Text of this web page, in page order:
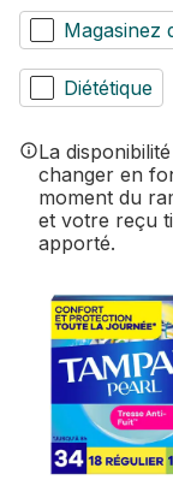
Magasinez
Diététique
La
changer en
moment du
et votre reçu
apporté.